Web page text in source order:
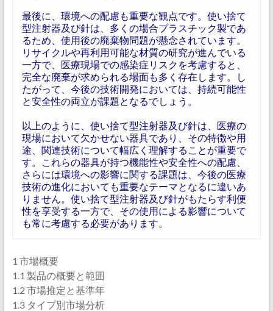
最後に、環境への配慮も重要な観点です。使い捨て
型注射器及び針は、多くの場合プラスチック製であ
るため、使用後の廃棄物問題が懸念されています。
リサイクルや再利用可能な材質の研究が進んでいる
一方で、医療現場での感染症リスクを考慮すると、
完全な廃棄が求められる場面も多く存在します。し
たがって、今後の技術開発においては、持続可能性
と安全性の両立が課題となるでしょう。
以上のように、使い捨て型注射器及び針は、医療の
現場において欠かせない器具であり、その特徴や用
途、関連技術について幅広く理解することが重要で
す。これらの器具が持つ機能性や安全性への配慮、
さらには環境への影響に関する課題は、今後の医療
技術の進化においても重要なテーマとなるに違いあ
りません。使い捨て型注射器及び針がもたらす利便
性を享受する一方で、その使用による影響について
も常に考慮する必要があります。
1 市場概要
1.1 製品の概要と範囲
1.2 市場推定と基準年
1.3 タイプ別市場分析